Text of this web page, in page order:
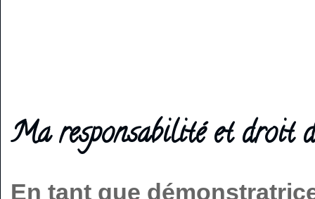
Ma responsabilité et droit
En tant que